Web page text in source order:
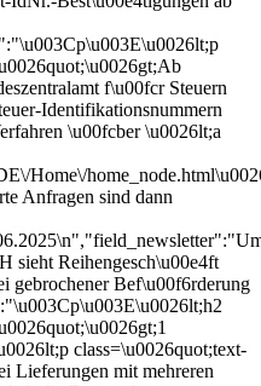
f\u00fcr Steuern
Identifikationsnummern
\u00fcber \u0026lt;a
Home\/
Anfragen sind dann
Reihengesch\u00e4ft
gebrochener Bef\u00f6rderung
class=\u0026quot;text-
Lieferungen mit mehreren